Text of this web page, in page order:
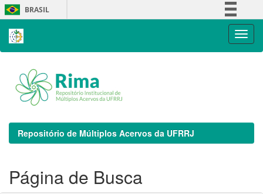
Skip
navigation
BRASIL
Repositório de Múltiplos Acervos da UFRRJ
Página de Busca